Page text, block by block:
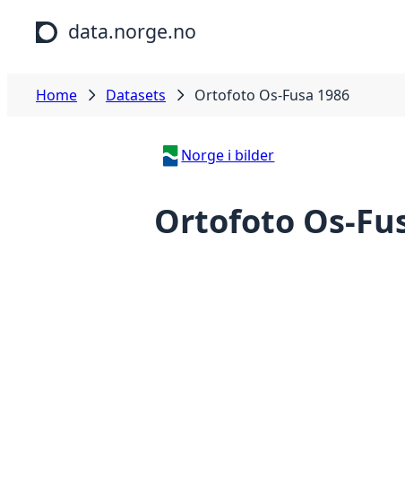
Skip to main content
data.norge.no
Home Datasets Ortofoto Os-Fusa 1986
Norge i bilder
Ortofoto Os-